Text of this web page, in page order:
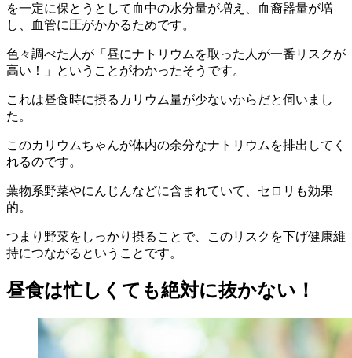
を一定に保とうとして血中の水分量が増え、血裔器量が増
し、血管に圧がかかるためです。
色々調べた人が「昼にナトリウムを取った人が一番リスクが
高い！」ということがわかったそうです。
これは昼食時に摂るカリウム量が少ないからだと伺いまし
た。
このカリウムちゃんが体内の余分なナトリウムを排出してく
れるのです。
葉物系野菜やにんじんなどに含まれていて、セロリも効果
的。
つまり野菜をしっかり摂ることで、このリスクを下げ健康維
持につながるということです。
昼食は忙しくても絶対に抜かない！